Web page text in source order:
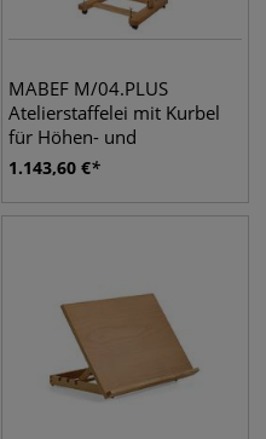
MABEF M/04.PLUS
Atelierstaffelei mit Kurbel
für Höhen- und
Neigungsverstellung
1.143,60 €